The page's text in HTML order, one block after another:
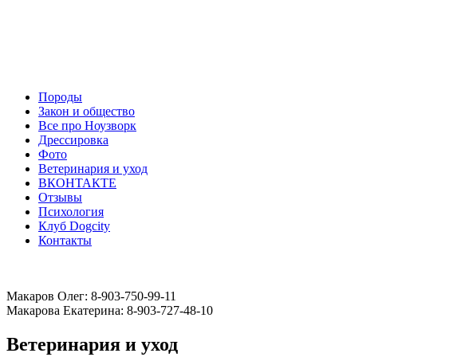
Породы
Закон и общество
Все про Ноузворк
Дрессировка
Фото
Ветеринария и уход
ВКОНТАКТЕ
Отзывы
Психология
Клуб Dogcity
Контакты
Макаров Олег: 8-903-750-99-11
Макарова Екатерина: 8-903-727-48-10
Ветеринария и уход